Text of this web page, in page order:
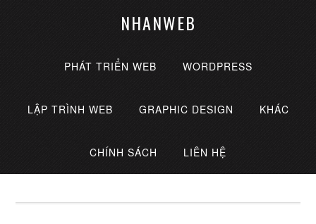
NHANWEB
PHÁT TRIỂN WEB WORDPRESS
LẬP TRÌNH WEB GRAPHIC DESIGN KHÁC
CHÍNH SÁCH LIÊN HỆ